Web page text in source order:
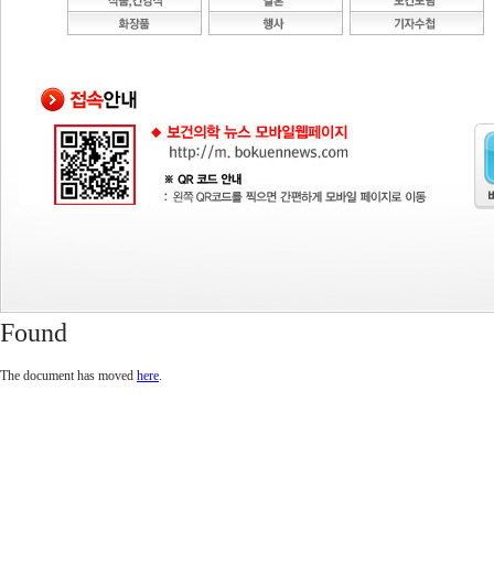
Found
The document has moved here.